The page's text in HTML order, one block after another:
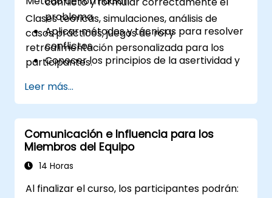
problema
Aplicar métodos y técnicas para resolver
conflictos
Conocer los principios de la asertividad y
resolución de conflictos
Aplicar principios de resistencia asertiva
ante manipulaciones
Mantener un comportamiento adecuado
frente al conflicto
Implementar habilidades de gestión del
Clases teóricas, simulaciones, análisis de
casos prácticos, juegos de rol y
retroalimentación personalizada para los
participantes.
Leer más...
Comunicación e Influencia para los
Miembros del Equipo
14 Horas
Al finalizar el curso, los participantes podrán: